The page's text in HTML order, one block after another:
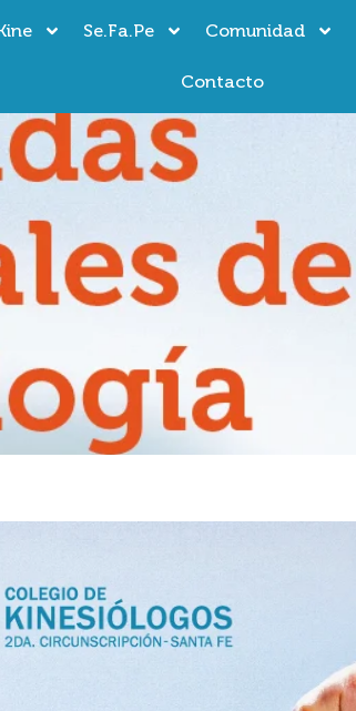
Se.Fa.Pe Comunidad
Contacto